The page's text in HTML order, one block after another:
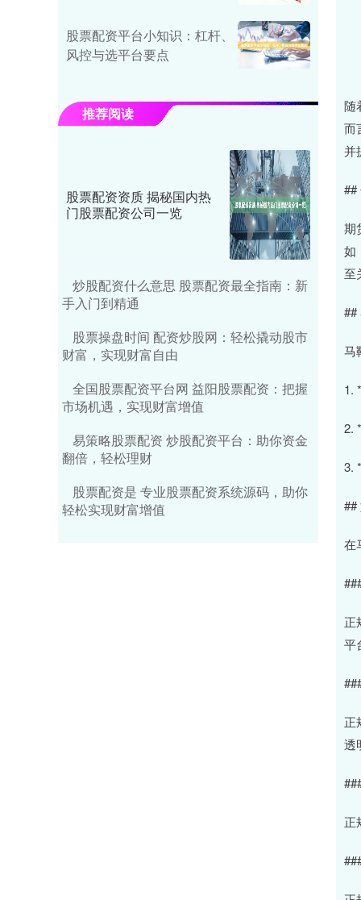
随
而
并
##
期
如
至
##
马
1.
2.
3.
##
在
正
平
正
透
正
股票配资平台小知识：杠杆、
风控与选平台要点
推荐阅读
股票配资资质 揭秘国内热
门股票配资公司一览
炒股配资什么意思 股票配资最全指南：新
手入门到精通
股票操盘时间 配资炒股网：轻松撬动股市
财富，实现财富自由
全国股票配资平台网 益阳股票配资：把握
市场机遇，实现财富增值
易策略股票配资 炒股配资平台：助你资金
翻倍，轻松理财
股票配资是 专业股票配资系统源码，助你
轻松实现财富增值